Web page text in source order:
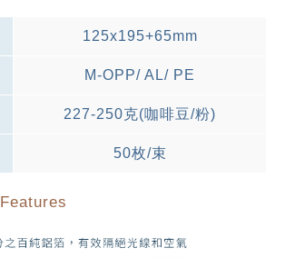
125x195+65mm
M-OPP/ AL/ PE
227-250克(咖啡豆/粉)
50枚/束
Features